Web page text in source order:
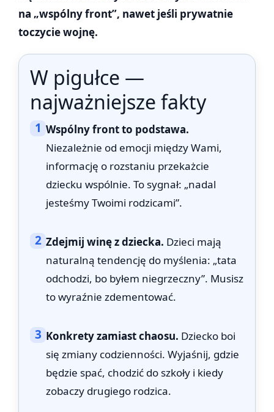
na „wspólny front”, nawet jeśli prywatnie
toczycie wojnę.
W pigułce —
najważniejsze fakty
1 Wspólny front to podstawa.
Niezależnie od emocji między Wami,
informację o rozstaniu przekażcie
dziecku wspólnie. To sygnał: „nadal
jesteśmy Twoimi rodzicami”.
2 Zdejmij winę z dziecka. Dzieci mają
naturalną tendencję do myślenia: „tata
odchodzi, bo byłem niegrzeczny”. Musisz
to wyraźnie zdementować.
3 Konkrety zamiast chaosu. Dziecko boi
się zmiany codzienności. Wyjaśnij, gdzie
będzie spać, chodzić do szkoły i kiedy
zobaczy drugiego rodzica.